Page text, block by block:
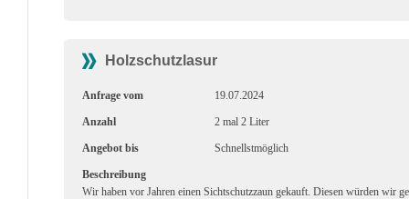
Holzschutzlasur
Anfrage vom 19.07.2024
Anzahl 2 mal 2 Liter
Angebot bis Schnellstmöglich
Beschreibung
Wir haben vor Jahren einen Sichtschutzzaun gekauft. Diesen würden wir